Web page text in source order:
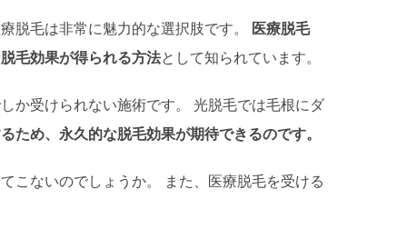
脱毛は非常に魅力的な選択肢です。
医療脱毛
毛効果が得られる方法として知られています。
か受けられない施術です。 光脱毛では毛根にダ
ため、永久的な脱毛効果が期待できるのです。
こないのでしょうか。 また、医療脱毛を受ける